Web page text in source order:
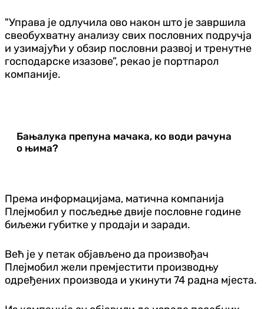
"Управа је одлучила ово након што је завршила
свеобухватну анализу свих пословних подручја
и узимајући у обзир пословни развој и тренутне
господарске изазове”, рекао је портпарол
компаније.
Бањалука препуна мачака, ко води рачуна
о њима?
Према информацијама, матична компанија
Плејмобил у посљедње двије пословне године
биљежи губитке у продаји и заради.
Већ је у петак објављено да произвођач
Плејмобил жели премјестити производњу
одређених производа и укинути 74 радна мјеста.